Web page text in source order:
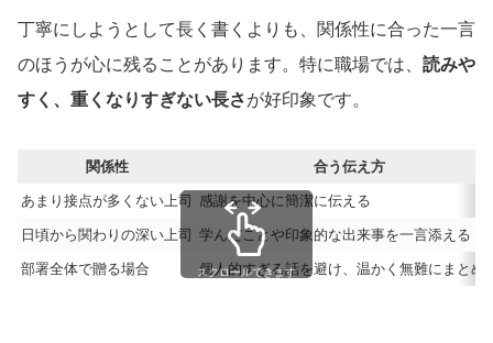
丁寧にしようとして長く書くよりも、関係性に合った一言
のほうが心に残ることがあります。特に職場では、 読みや
すく、重くなりすぎない長さが好印象です。
関係性 合う伝え方
あまり接点が多くない上司 感謝を中心に簡潔に伝える
日頃から関わりの深い上司 学んだことや印象的な出来事を一言添える
部署全体で贈る場合 個人的すぎる話を避け、温かく無難にまとめ
スクロールできます